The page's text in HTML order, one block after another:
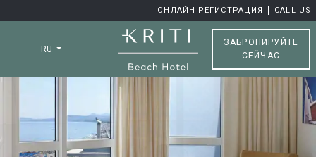
ОНЛАЙН РЕГИСТРАЦИЯ CALL US
RU
ЗАБРОНИРУЙТЕ
СЕЙЧАС